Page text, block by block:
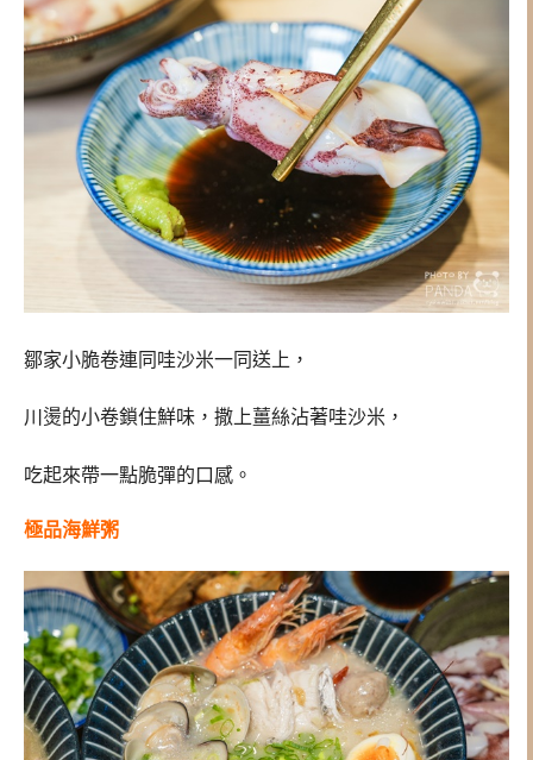
鄒家小脆卷連同哇沙米一同送上，
川燙的小卷鎖住鮮味，撒上薑絲沾著哇沙米，
吃起來帶一點脆彈的口感。
極品海鮮粥